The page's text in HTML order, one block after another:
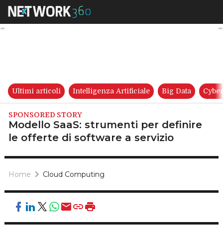
Modello SaaS: strumenti per
Ultimi articoli Intelligenza Artificiale Big Data
SPONSORED STORY
Modello SaaS: strumenti per definire
le offerte di software a servizio
Home Cloud Computing